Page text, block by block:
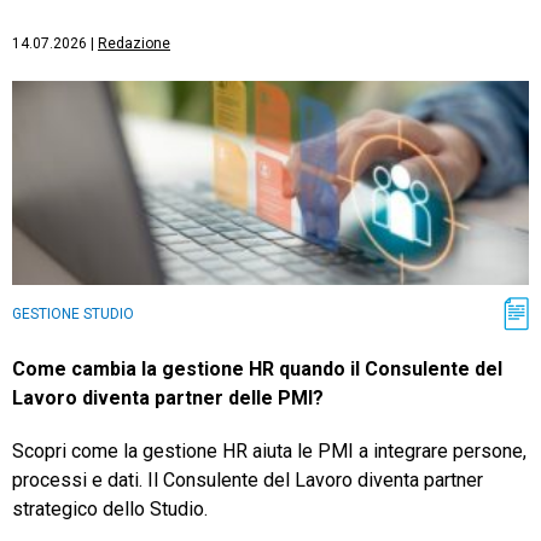
14.07.2026 Redazione
GESTIONE STUDIO
Come cambia la gestione HR quando il Consulente del
Lavoro diventa partner delle PMI?
Scopri come la gestione HR aiuta le PMI a integrare persone,
processi e dati. Il Consulente del Lavoro diventa partner
strategico dello Studio.